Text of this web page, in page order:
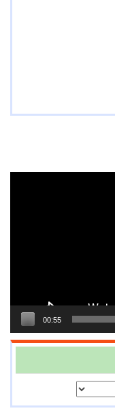
00:55